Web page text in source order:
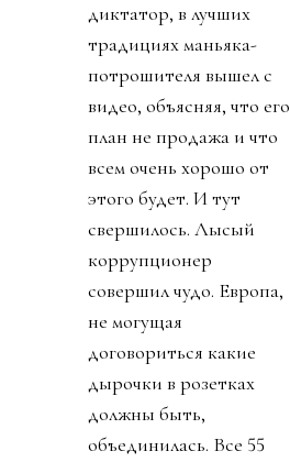
диктатор, в лучших
традициях маньяка-
потрошителя вышел с
видео, объясняя, что его
план не продажа и что
всем очень хорошо от
этого будет. И тут
свершилось. Лысый
коррупционер
совершил чудо. Европа,
не могущая
договориться какие
дырочки в розетках
должны быть,
объединилась. Все 55